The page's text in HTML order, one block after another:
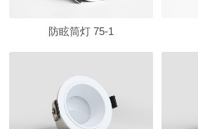
防眩筒灯 75-1